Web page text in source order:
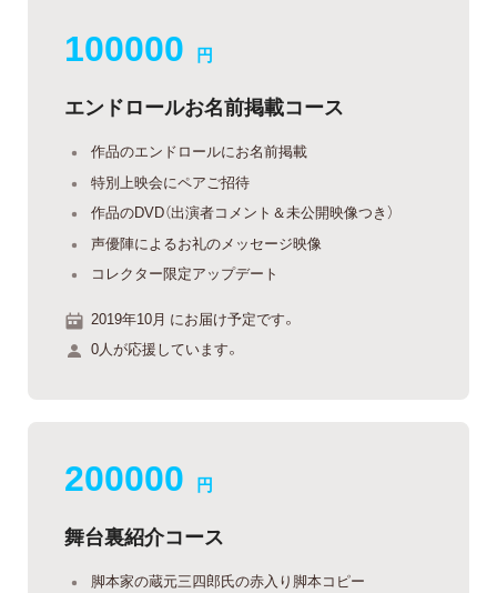
100000 円
エンドロールお名前掲載コース
作品のエンドロールにお名前掲載
特別上映会にペアご招待
作品のDVD（出演者コメント＆未公開映像つき）
声優陣によるお礼のメッセージ映像
コレクター限定アップデート
2019年10月 にお届け予定です。
0人が応援しています。
200000 円
舞台裏紹介コース
脚本家の蔵元三四郎氏の赤入り脚本コピー